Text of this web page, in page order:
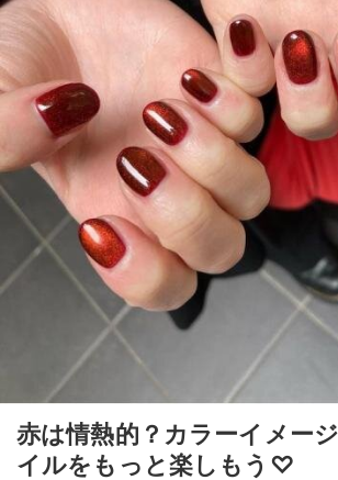
赤は情熱的？カラーイメー
イルをもっと楽しもう♡